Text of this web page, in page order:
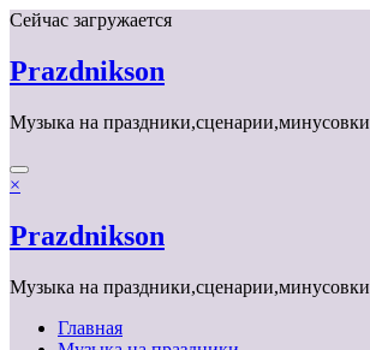
Перейти
содержимому
Сейчас загружается
Prazdnikson
Музыка на праздники,сценарии,минусовки
×
Prazdnikson
Музыка на праздники,сценарии,минусовки
Главная